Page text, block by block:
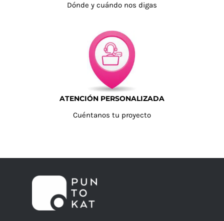
Dónde y cuándo nos digas
ATENCIÓN PERSONALIZADA
Cuéntanos tu proyecto